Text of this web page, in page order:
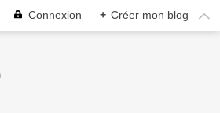
Connexion + Créer mon blog